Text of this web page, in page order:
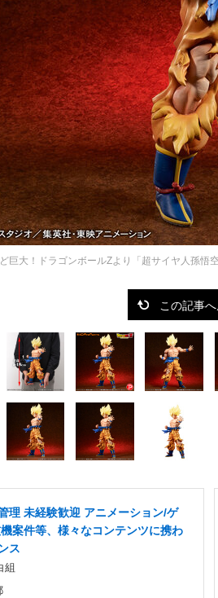
巨大！ドラゴンボールZより「超サイヤ人孫悟
この記事
理 未経験歓迎 アニメーション/ゲ
案件等、様々なコンテンツに携わ
ス
組